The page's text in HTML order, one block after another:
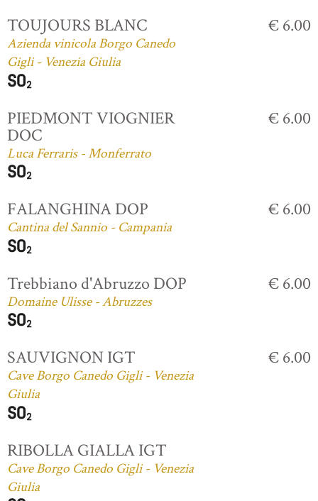
TOUJOURS BLANC
Azienda vinicola Borgo Canedo
Gigli - Venezia Giulia
€ 6.00
PIEDMONT VIOGNIER
DOC
Luca Ferraris - Monferrato
€ 6.00
FALANGHINA DOP
Cantina del Sannio - Campania
€ 6.00
Trebbiano d'Abruzzo DOP
Domaine Ulisse - Abruzzes
€ 6.00
SAUVIGNON IGT
Cave Borgo Canedo Gigli - Venezia
Giulia
€ 6.00
RIBOLLA GIALLA IGT
Cave Borgo Canedo Gigli - Venezia
Giulia